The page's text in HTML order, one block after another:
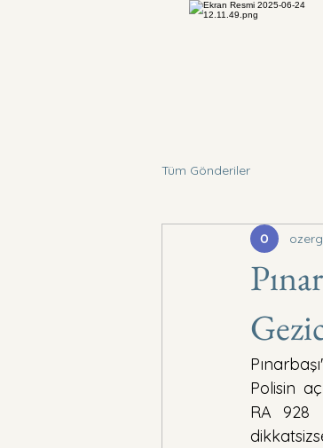
Tüm Gönderiler
Polisin
RA 928